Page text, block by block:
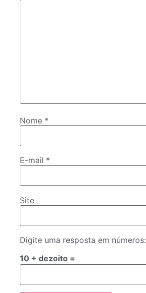
Nome *
E-mail *
Site
Digite uma resposta em números:
10 + dezoito =